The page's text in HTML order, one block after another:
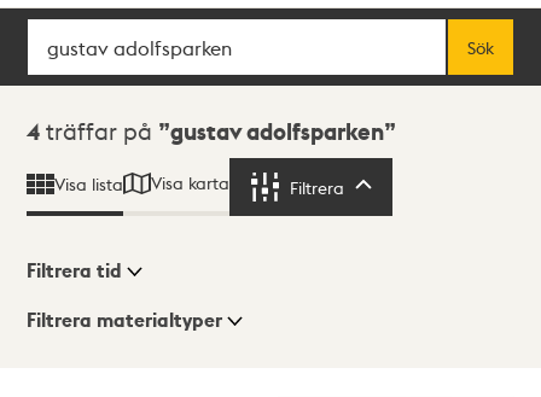
Sök
Sök
Sökresultat
4 träffar på gustav adolfsparken
Visa lista Visa karta Filtrera
Visningsläge
Filtrera tid
Filtrera materialtyper